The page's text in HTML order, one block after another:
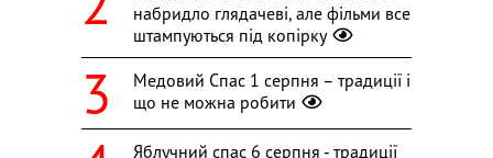
набридло глядачеві, але фільми все
штампуються під копірку
Медовий Спас 1 серпня – традиції і
що не можна робити
Яблучний спас 6 серпня - традиції